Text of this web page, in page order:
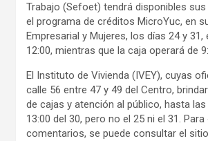
Trabajo (Sefoet) tendrá disponibles
el programa de créditos MicroYuc, en
Empresarial y Mujeres, los días 24 y 31,
12:00, mientras que la caja operará de
El Instituto de Vivienda (IVEY), cuyas
calle 56 entre 47 y 49 del Centro,
de cajas y atención al público, hasta las
13:00 del 30, pero no el 25 ni el 31.
comentarios, se puede consultar el sitio